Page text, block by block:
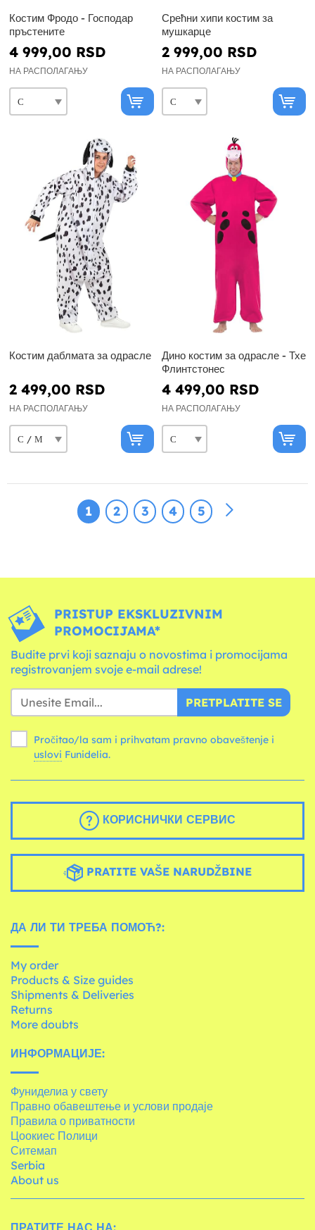
Костим Фродо - Господар
пръстените
4 999,00 RSD
НА РАСПОЛАГАЊУ
Срећни хипи костим за
мушкарце
2 999,00 RSD
НА РАСПОЛАГАЊУ
Костим даблмата за одрасле
2 499,00 RSD
НА РАСПОЛАГАЊУ
Дино костим за одрасле - Тхе
Флинтстонес
4 499,00 RSD
НА РАСПОЛАГАЊУ
1 2 3 4 5
PRISTUP EKSKLUZIVNIM
PROMOCIJAMA*
Budite prvi koji saznaju o novostima i promocijama
registrovanjem svoje e-mail adrese!
PRETPLATITE SE
Pročitao/la sam i prihvatam pravno obaveštenje i
uslovi Funidelia.
КОРИСНИЧКИ СЕРВИС
PRATITE VAŠE NARUDŽBINE
ДА ЛИ ТИ ТРЕБА ПОМОЋ?:
My order
Products & Size guides
Shipments & Deliveries
Returns
More doubts
ИНФОРМАЦИЈЕ:
Фуниделиа у свету
Правно обавештење и услови продаје
Правила о приватности
Цоокиес Полици
Ситемап
Serbia
About us